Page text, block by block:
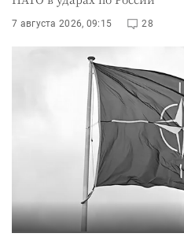
7 августа 2026, 09:15 28